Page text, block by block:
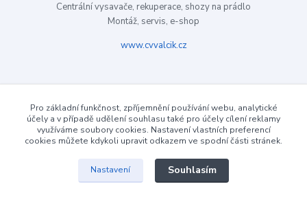
Centrální vysavače, rekuperace, shozy na prádlo
Montáž, servis, e-shop
www.cvvalcik.cz
Pro základní funkčnost, zpříjemnění používání webu, analytické
účely a v případě udělení souhlasu také pro účely cílení reklamy
využíváme soubory cookies. Nastavení vlastních preferencí
cookies můžete kdykoli upravit odkazem ve spodní části stránek.
Nastavení Souhlasím